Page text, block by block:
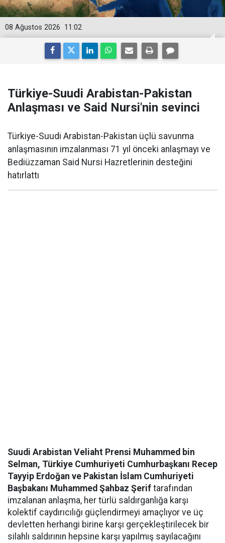
11:02
08 Ağustos 2026
Türkiye-Suudi Arabistan-Pakistan
Anlaşması ve Said Nursi'nin sevinci
Türkiye-Suudi Arabistan-Pakistan üçlü savunma
anlaşmasının imzalanması 71 yıl önceki anlaşmayı ve
Bediüzzaman Said Nursi Hazretlerinin desteğini
hatırlattı
Suudi Arabistan Veliaht Prensi Muhammed bin
Selman, Türkiye Cumhuriyeti Cumhurbaşkanı Recep
Tayyip Erdoğan ve Pakistan İslam Cumhuriyeti
Başbakanı Muhammed Şahbaz Şerif tarafından
imzalanan anlaşma, her türlü saldırganlığa karşı
kolektif caydırıcılığı güçlendirmeyi amaçlıyor ve üç
devletten herhangi birine karşı gerçekleştirilecek bir
silahlı saldırının hepsine karşı yapılmış sayılacağını